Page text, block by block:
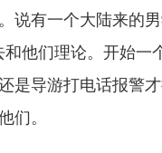
有一个大陆来的男
他们理论。开始一
是导游打电话报警
们。